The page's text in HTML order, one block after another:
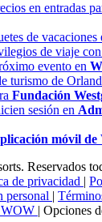
en entradas
de vacaciones
de viaje con
evento en
turismo de
Fundación
sesión en
móvil de
Reservados
de privacidad |
personal |
WOW | Opciones